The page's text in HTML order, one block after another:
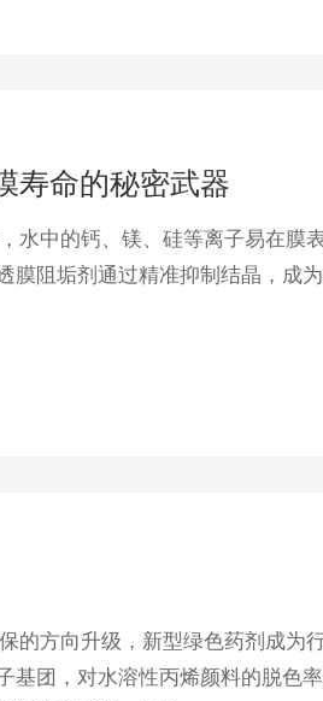
寿命的秘密武器
中的钙、镁、硅等离子易在膜
膜阻垢剂通过精准抑制结晶，
方向升级，新型绿色药剂成为
基团，对水溶性丙烯颜料的脱色